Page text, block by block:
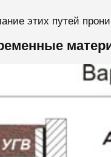
этих путей